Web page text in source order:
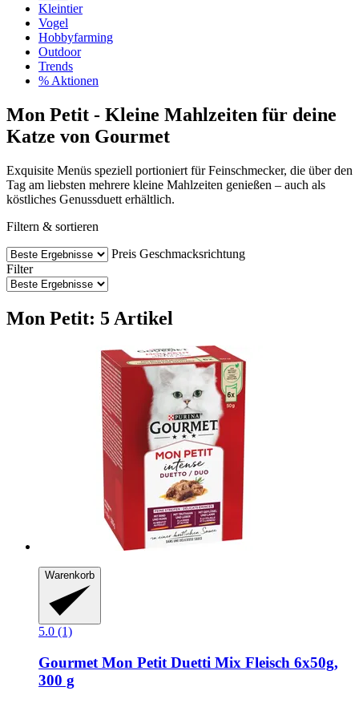
Kleintier
Vogel
Hobbyfarming
Outdoor
Trends
% Aktionen
Mon Petit - Kleine Mahlzeiten für deine
Katze von Gourmet
Exquisite Menüs speziell portioniert für Feinschmecker, die über den
Tag am liebsten mehrere kleine Mahlzeiten genießen – auch als
köstliches Genussduett erhältlich.
Filtern & sortieren
Preis Geschmacksrichtung
Filter
Mon Petit: 5 Artikel
Warenkorb
5.0 (1)
Gourmet Mon Petit Duetti Mix Fleisch 6x50g,
300 g